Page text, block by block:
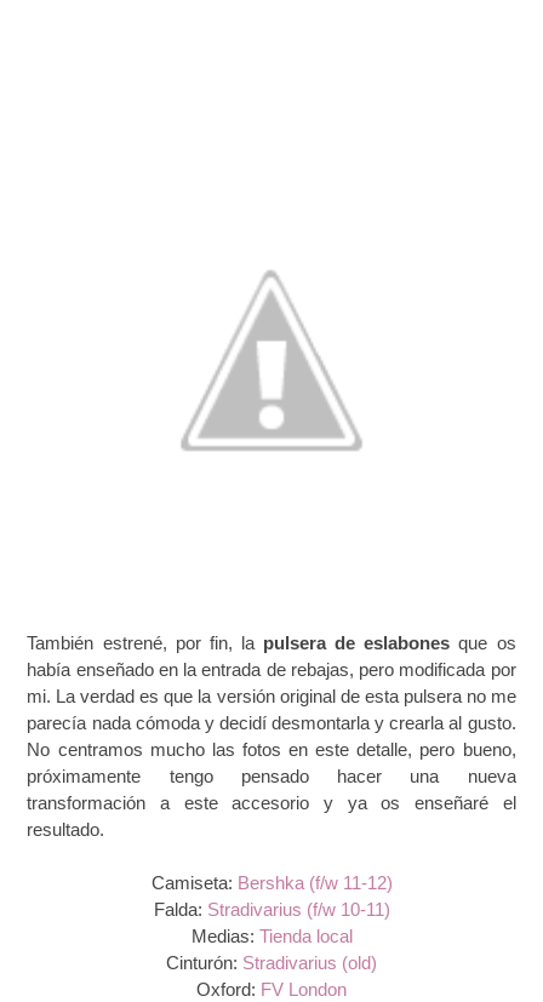
También estrené, por fin, la pulsera de eslabones que os
había enseñado en la entrada de rebajas, pero modificada por
mi. La verdad es que la versión original de esta pulsera no me
parecía nada cómoda y decidí desmontarla y crearla al gusto.
No centramos mucho las fotos en este detalle, pero bueno,
próximamente tengo pensado hacer una nueva
transformación a este accesorio y ya os enseñaré el
resultado.
Camiseta: Bershka (f/w 11-12)
Falda: Stradivarius (f/w 10-11)
Medias: Tienda local
Cinturón: Stradivarius (old)
Oxford: FV London